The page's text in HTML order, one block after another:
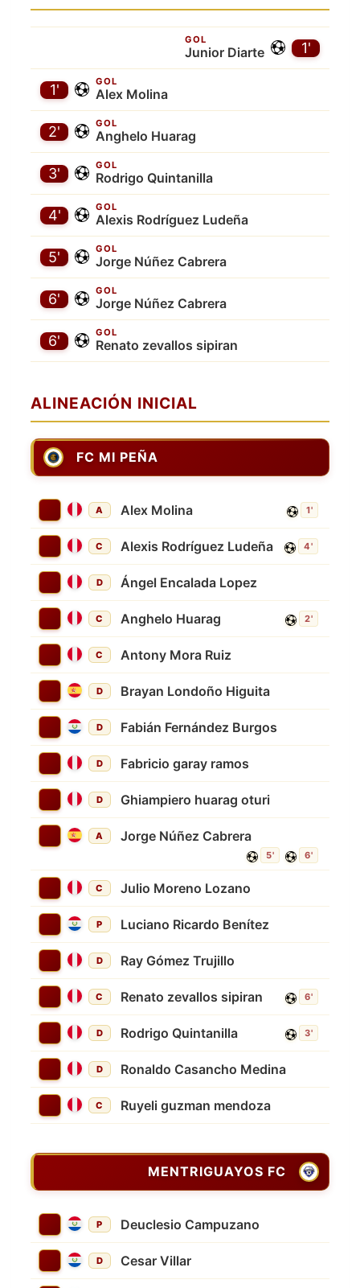
1'
GOL
Junior Diarte
GOL
Alex Molina
1'
GOL
Anghelo Huarag
2'
GOL
Rodrigo Quintanilla
3'
GOL
Alexis Rodríguez Ludeña
4'
GOL
Jorge Núñez Cabrera
5'
GOL
Jorge Núñez Cabrera
6'
GOL
Renato zevallos sipiran
6'
ALINEACIÓN INICIAL
FC MI PEÑA
A Alex Molina 1'
C Alexis Rodríguez Ludeña 4'
D Ángel Encalada Lopez
C Anghelo Huarag 2'
C Antony Mora Ruiz
D Brayan Londoño Higuita
D Fabián Fernández Burgos
D Fabricio garay ramos
D Ghiampiero huarag oturi
A Jorge Núñez Cabrera
5' 6'
C Julio Moreno Lozano
P Luciano Ricardo Benítez
D Ray Gómez Trujillo
C Renato zevallos sipiran 6'
D Rodrigo Quintanilla 3'
D Ronaldo Casancho Medina
C Ruyeli guzman mendoza
MENTRIGUAYOS FC
P Deuclesio Campuzano
D Cesar Villar